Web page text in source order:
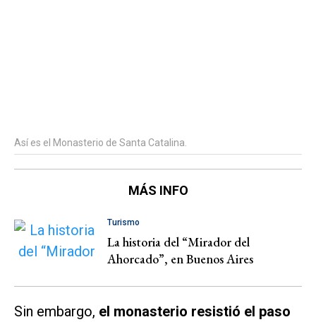
Así es el Monasterio de Santa Catalina.
MÁS INFO
Turismo
La historia del “Mirador del
Ahorcado”, en Buenos Aires
Sin embargo, el monasterio resistió el paso